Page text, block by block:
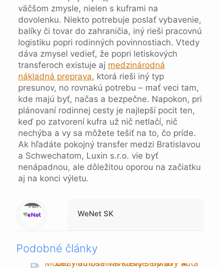
väčšom zmysle, nielen s kuframi na
dovolenku. Niekto potrebuje poslať vybavenie,
balíky či tovar do zahraničia, iný rieši pracovnú
logistiku popri rodinných povinnostiach. Vtedy
dáva zmysel vedieť, že popri letiskových
transferoch existuje aj medzinárodná
nákladná preprava, ktorá rieši iný typ
presunov, no rovnakú potrebu – mať veci tam,
kde majú byť, načas a bezpečne. Napokon, pri
plánovaní rodinnej cesty je najlepší pocit ten,
keď po zatvorení kufra už nič netlačí, nič
nechýba a vy sa môžete tešiť na to, čo príde.
Ak hľadáte pokojný transfer medzi Bratislavou
a Schwechatom, Luxin s.r.o. vie byť
nenápadnou, ale dôležitou oporou na začiatku
aj na konci výletu.
Warning
: Trying to access array offset on null in
/data/1/4/149a9a91-3acc-4306-8eec-62104a76cbc2/skica.online/web/wp-content/themes/betheme-child/includes/content-single.php
on line
286
WeNet SK
Podobné články